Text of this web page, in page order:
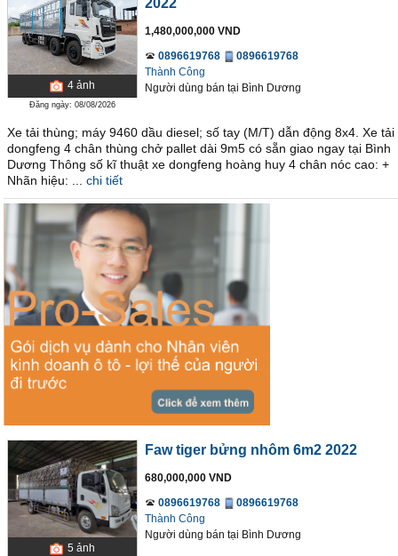
4 ảnh
Đăng ngày: 08/08/2026
1,480,000,000 VND
0896619768
0896619768
Thành Công
Người dùng bán tại Bình Dương
Xe tải thùng; máy 9460 dầu diesel; số tay (M/T) dẫn động 8x4. Xe tải
dongfeng 4 chân thùng chở pallet dài 9m5 có sẵn giao ngay tại Bình
Dương Thông số kĩ thuật xe dongfeng hoàng huy 4 chân nóc cao: +
Nhãn hiệu: ...
chi tiết
5 ảnh
Faw tiger bửng nhôm 6m2 2022
680,000,000 VND
0896619768
0896619768
Thành Công
Người dùng bán tại Bình Dương